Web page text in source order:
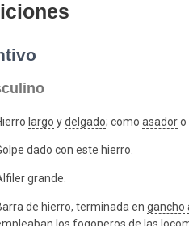
largo ydelgado; como asadoro
dado con este hierro.
grande.
de hierro, terminada en gancho